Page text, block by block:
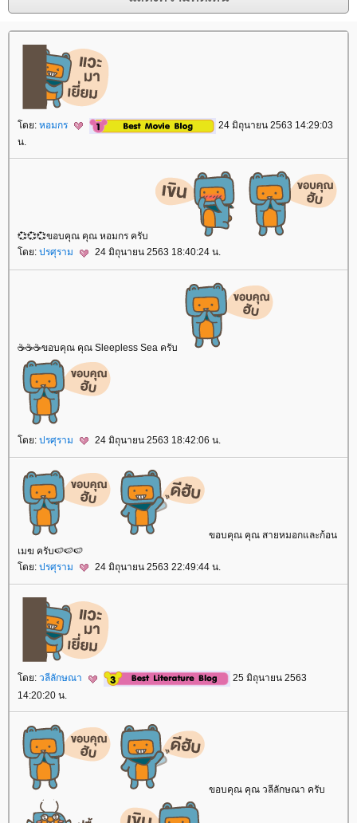
ดย: หอมกร
24 มิถุนายน 2563 14:29:03
น.
💞💞💞ขอบคุณ คุณ หอมกร ครับ
ดย: ปรศุราม 24 มิถุนายน 2563 18:40:24 น.
☕☕☕ขอบคุณ คุณ Sleepless Sea ครับ
ดย: ปรศุราม 24 มิถุนายน 2563 18:42:06 น.
ขอบคุณ คุณ สายหมอกและก้อน
เมฆ ครับ🍉🍉🍉
ดย: ปรศุราม 24 มิถุนายน 2563 22:49:44 น.
ดย: วลีลักษณา
25 มิถุนายน 2563
14:20:20 น.
ขอบคุณ คุณ วลีลักษณา ครับ